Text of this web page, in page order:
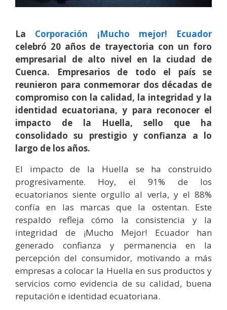
La Corporación ¡Mucho mejor! Ecuador
celebró 20 años de trayectoria con un foro
empresarial de alto nivel en la ciudad de
Cuenca. Empresarios de todo el país se
reunieron para conmemorar dos décadas de
compromiso con la calidad, la integridad y la
identidad ecuatoriana, y para reconocer el
impacto de la Huella, sello que ha
consolidado su prestigio y confianza a lo
largo de los años.
El impacto de la Huella se ha construido
progresivamente. Hoy, el 91% de los
ecuatorianos siente orgullo al verla, y el 88%
confía en las marcas que la ostentan. Este
respaldo refleja cómo la consistencia y la
integridad de ¡Mucho Mejor! Ecuador han
generado confianza y permanencia en la
percepción del consumidor, motivando a más
empresas a colocar la Huella en sus productos y
servicios como evidencia de su calidad, buena
reputación e identidad ecuatoriana.